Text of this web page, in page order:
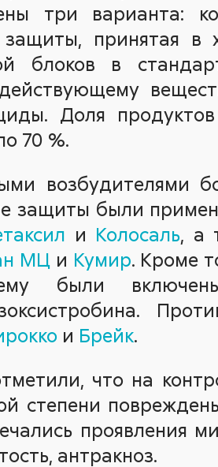
три варианта:
защиты, принятая в
блоков в
Доля
70 %.
возбудителями
защиты были
и Колосаль ,
МЦ и Кумир. Кроме
были
и Брейк.
что на
степени
проявления
антракноз.